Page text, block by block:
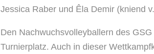
Jessica Raber und Êla Demir (kniend
Den Nachwuchsvolleyballern des
Turnierplatz. Auch in dieser